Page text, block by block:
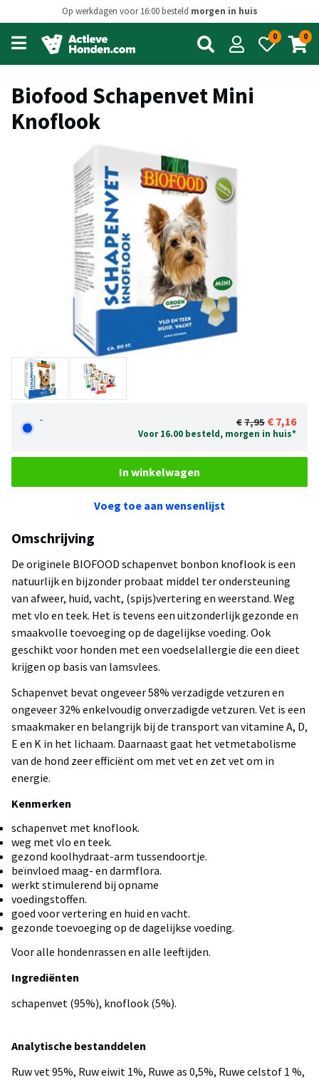
Op werkdagen voor 16:00 besteld morgen in huis
Open
main
menu
0 0
Biofood Schapenvet Mini
Knoflook
- 7,95 7,16
Voor 16.00 besteld, morgen in huis*
In winkelwagen
Voeg toe aan wensenlijst
Omschrijving
De originele BIOFOOD schapenvet bonbon knoflook is een
natuurlijk en bijzonder probaat middel ter ondersteuning
van afweer, huid, vacht, (spijs)vertering en weerstand. Weg
met vlo en teek. Het is tevens een uitzonderlijk gezonde en
smaakvolle toevoeging op de dagelijkse voeding. Ook
geschikt voor honden met een voedselallergie die een dieet
krijgen op basis van lamsvlees.
Schapenvet bevat ongeveer 58% verzadigde vetzuren en
ongeveer 32% enkelvoudig onverzadigde vetzuren. Vet is een
smaakmaker en belangrijk bij de transport van vitamine A, D,
E en K in het lichaam. Daarnaast gaat het vetmetabolisme
van de hond zeer efficiënt om met vet en zet vet om in
energie.
Kenmerken
schapenvet met knoflook.
weg met vlo en teek.
gezond koolhydraat-arm tussendoortje.
beïnvloed maag- en darmflora.
werkt stimulerend bij opname
voedingstoffen.
goed voor vertering en huid en vacht.
gezonde toevoeging op de dagelijkse voeding.
Voor alle hondenrassen en alle leeftijden.
Ingrediënten
schapenvet (95%), knoflook (5%).
Analytische bestanddelen
Ruw vet 95%, Ruw eiwit 1%, Ruwe as 0,5%, Ruwe celstof 1 %,